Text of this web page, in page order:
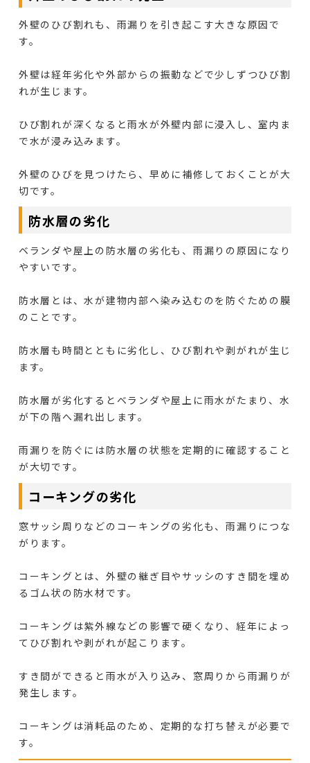
外壁のひび割れも、雨漏りを引き起こす大きな原因で
す。
外壁は経年劣化や外部からの振動などで少しずつひび割
れが生じます。
ひび割れが深くなると雨水が外壁内部に浸入し、室内ま
で水が浸み込みます。
外壁のひびを見つけたら、早めに補修しておくことが大
切です。
防水層の劣化
ベランダや屋上の防水層の劣化も、雨漏りの原因になり
やすいです。
防水層とは、水が建物内部へ染み込むのを防ぐための膜
のことです。
防水層も時間とともに劣化し、ひび割れや剥がれが生じ
ます。
防水層が劣化するとベランダや屋上に雨水がたまり、水
が下の階へ漏れ出します。
雨漏りを防ぐには防水層の状態を定期的に確認すること
が大切です。
コーキングの劣化
窓サッシ周りなどのコーキングの劣化も、雨漏りにつな
がります。
コーキングとは、外壁の継ぎ目やサッシのすき間を埋め
るゴム状の防水材です。
コーキングは紫外線などの影響で硬くなり、経年によっ
てひび割れや剥がれが起こります。
すき間ができると雨水が入り込み、窓周りから雨漏りが
発生します。
コーキングは消耗品のため、定期的な打ち替えが必要で
す。